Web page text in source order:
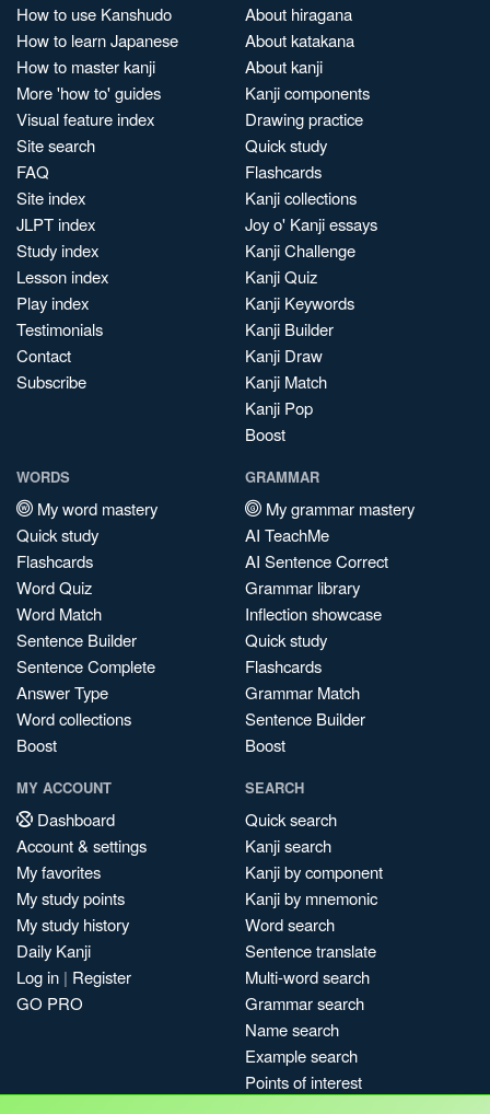
How to use Kanshudo
How to learn Japanese
How to master kanji
More 'how to' guides
Visual feature index
Site search
FAQ
Site index
JLPT index
Study index
Lesson index
Play index
Testimonials
Contact
Subscribe
About hiragana
About katakana
About kanji
Kanji components
Drawing practice
Quick study
Flashcards
Kanji collections
Joy o' Kanji essays
Kanji Challenge
Kanji Quiz
Kanji Keywords
Kanji Builder
Kanji Draw
Kanji Match
Kanji Pop
Boost
WORDS
My word mastery
Quick study
Flashcards
Word Quiz
Word Match
Sentence Builder
Sentence Complete
Answer Type
Word collections
Boost
GRAMMAR
My grammar mastery
AI TeachMe
AI Sentence Correct
Grammar library
Inflection showcase
Quick study
Flashcards
Grammar Match
Sentence Builder
Boost
MY ACCOUNT
Dashboard
Account & settings
My favorites
My study points
My study history
Daily Kanji
Log in | Register
GO PRO
SEARCH
Quick search
Kanji search
Kanji by component
Kanji by mnemonic
Word search
Sentence translate
Multi-word search
Grammar search
Name search
Example search
Points of interest